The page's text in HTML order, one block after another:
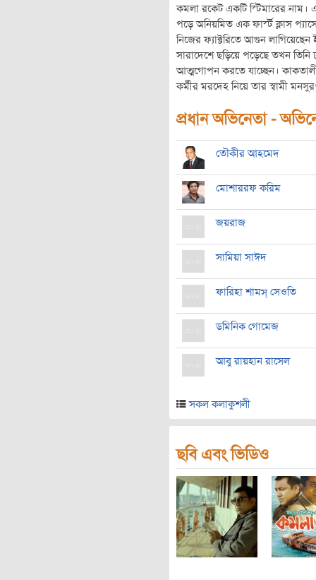
কমলা রকেট একটি স্টিমারের নাম।
পড়ে অনিয়মিত এক ফার্স্ট ক্লাস
নিজের ফ্যাক্টরিতে আগুন
সারাদেশে ছড়িয়ে পড়েছে তখন তিনি
আত্মগোপন করতে যাচ্ছেন।
কর্মীর মরদেহ নিয়ে তার স্বামী
প্রধান অভিনেতা -
তৌকীর আহমেদ
মোশাররফ করিম
জয়রাজ
সামিয়া সাঈদ
ফারিহা শামস্‌ সেওতি
ডমিনিক গোমেজ
আবু রায়হান রাসেল
সকল কলাকুশলী
ছবি এবং ভিডিও